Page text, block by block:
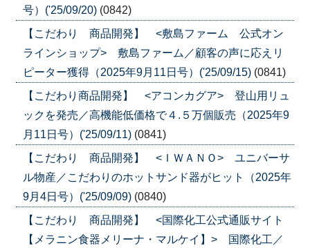
号）('25/09/20) (0842)
【こだわり 商品開発】 <敷島ファーム 公式オン
ラインショップ> 敷島ファーム／顧客の声に応えリ
ピーター獲得（2025年9月11日号）('25/09/15) (0841)
【こだわり商品開発】 <アコンカグア> 登山用リュ
ックを発売／高機能低価格で４.５万個販売（2025年9
月11日号）('25/09/11) (0841)
【こだわり 商品開発】 <ＩＷＡＮＯ> ユニバーサ
ル物産／こだわりのホットサンド器がヒット（2025年
9月4日号）('25/09/09) (0840)
【こだわり 商品開発】 <国際化工公式通販サイト
【メラニン食器メリーナ・マルケイ】> 国際化工／